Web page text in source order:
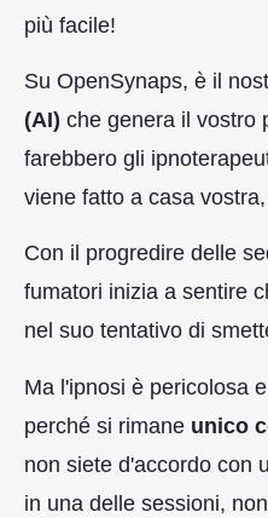
più facile!
Su OpenSynaps, è il
(AI) che genera il vostro
farebbero gli
viene fatto a casa
Con il progredire delle
fumatori inizia a sentire
nel suo tentativo di
Ma l'ipnosi è pericolosa
perché si rimane unico
non siete d'accordo con
in una delle sessioni,